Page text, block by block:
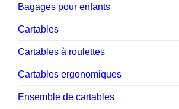
Bagages pour enfants
Cartables
Cartables à roulettes
Cartables ergonomiques
Ensemble de cartables